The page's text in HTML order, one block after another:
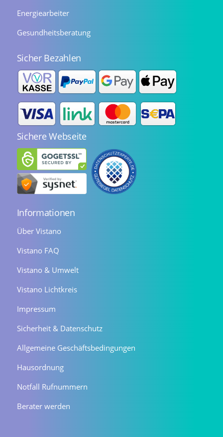
Energiearbeiter
Gesundheitsberatung
Sicher Bezahlen
Sichere Webseite
Informationen
Über Vistano
Vistano FAQ
Vistano & Umwelt
Vistano Lichtkreis
Impressum
Sicherheit & Datenschutz
Allgemeine Geschäftsbedingungen
Hausordnung
Notfall Rufnummern
Berater werden